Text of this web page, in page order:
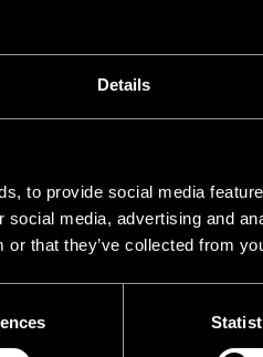
Details
to provide social media
media, advertising and
or that they’ve collected from